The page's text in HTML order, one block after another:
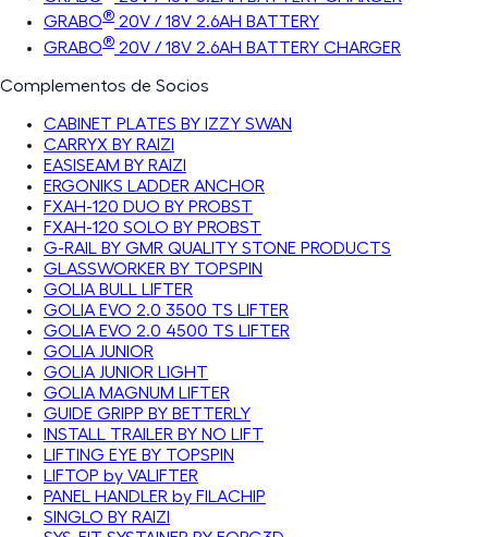
GRABO® 20V / 18V 2.6AH BATTERY
GRABO® 20V / 18V 2.6AH BATTERY CHARGER
Complementos de Socios
CABINET PLATES BY IZZY SWAN
CARRYX BY RAIZI
EASISEAM BY RAIZI
ERGONIKS LADDER ANCHOR
FXAH-120 DUO BY PROBST
FXAH-120 SOLO BY PROBST
G-RAIL BY GMR QUALITY STONE PRODUCTS
GLASSWORKER BY TOPSPIN
GOLIA BULL LIFTER
GOLIA EVO 2.0 3500 TS LIFTER
GOLIA EVO 2.0 4500 TS LIFTER
GOLIA JUNIOR
GOLIA JUNIOR LIGHT
GOLIA MAGNUM LIFTER
GUIDE GRIPP BY BETTERLY
INSTALL TRAILER BY NO LIFT
LIFTING EYE BY TOPSPIN
LIFTOP by VALIFTER
PANEL HANDLER by FILACHIP
SINGLO BY RAIZI